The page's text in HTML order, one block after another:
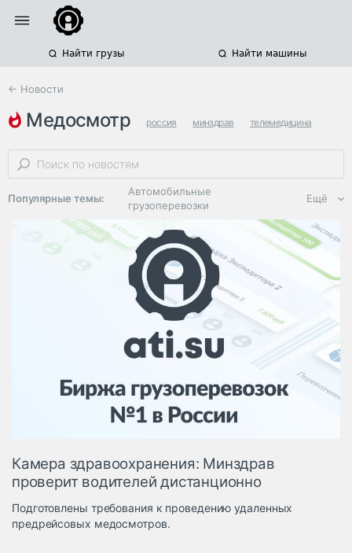
Найти грузы Найти машины
← Новости
медосмотр россия минздрав телемедицина
Популярные темы:
Автомобильные
грузоперевозки
Региональная
логистика
ЭДО, ИТ в
логистике
Дороги,
инфраструктура
Логистика, грузы
Негабаритные и
опасные грузы
Безопасность и
Таможня и ВЭД
грузовые
терминалы
Ещё
Камера здравоохранения: Минздрав
проверит водителей дистанционно
Подготовлены требования к проведению удаленных
предрейсовых медосмотров.